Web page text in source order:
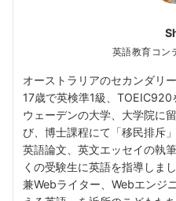
英語教育コン
オーストラリアのセカンダリ
17歳で英検準1級、
ウェーデンの大学、大学院に
び、博士課程にて「移民排斥
英語論文、英文エッセイの執
くの受験生に英語を指導しま
兼Webライター、Webエンジ